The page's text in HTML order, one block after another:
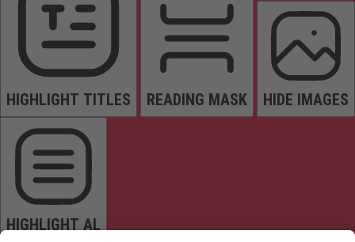
HIGHLIGHT TITLES READING MASK HIDE IMAGES
HIGHLIGHT AL